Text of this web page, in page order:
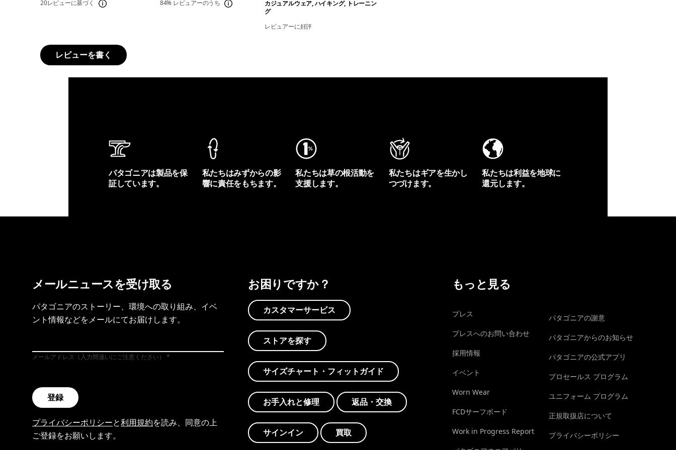
20レビューに基づく 84% レビュアーのうち
カジュアルウェア, ハイキング, トレーニン
グ
レビュアーに好評
レビューを書く
パタゴニアは製品を保
証しています。
私たちはみずからの影
響に責任をもちます。
私たちは草の根活動を
支援します。
私たちはギアを生かし
つづけます。
私たちは利益を地球に
還元します。
メールニュースを受け取る
パタゴニアのストーリー、環境への取り組み、イベ
ント情報などをメールにてお届けします。
メールアドレス（入力間違いにご注意ください）
登録
プライバシーポリシーと利用規約を読み、同意の上
ご登録をお願いします。
お困りですか？
カスタマーサービス
ストアを探す
サイズチャート・フィットガイド
お手入れと修理 返品・交換
サインイン 買取
もっと見る
プレス
プレスへのお問い合わせ
採用情報
イベント
Worn Wear
FCDサーフボード
Work in Progress Report
パタゴニアの謝意
パタゴニアからのお知らせ
パタゴニアの公式アプリ
プロセールス プログラム
ユニフォーム プログラム
正規取扱店について
プライバシーポリシー